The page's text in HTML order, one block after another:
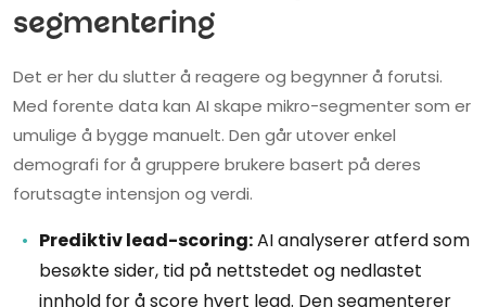
segmentering
Det er her du slutter å reagere og begynner å forutsi.
Med forente data kan AI skape mikro-segmenter som er
umulige å bygge manuelt. Den går utover enkel
demografi for å gruppere brukere basert på deres
forutsagte intensjon og verdi.
Prediktiv lead-scoring:AI analyserer atferd som
besøkte sider, tid på nettstedet og nedlastet
innhold for å score hvert lead. Den segmenterer